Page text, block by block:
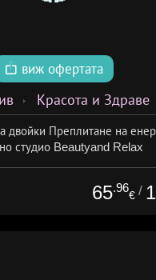
виж офертата
Красота и Здраве
двойки Преплитане на
студио Beautyand Relax
65.96
€ /